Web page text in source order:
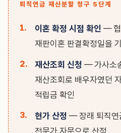
퇴직연금 재산분할 청구 5단계
이혼 확정 시점 확인 — 협
재판이혼 판결확정일을
재산조회 신청 — 가사소
재산조회로 배우자였던
적립금 확인
현가 산정 — 장래 퇴직연
전문가 자문으로 산정